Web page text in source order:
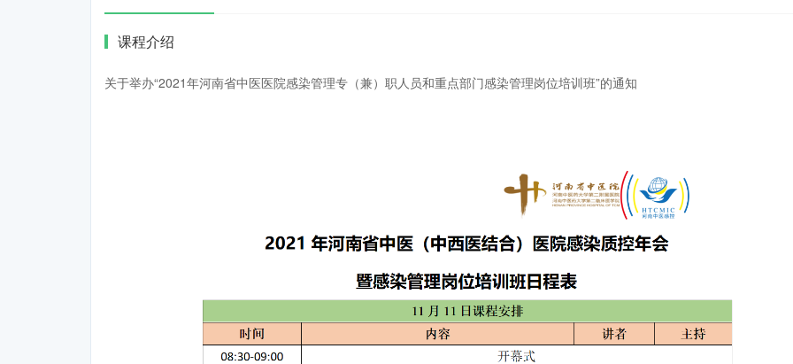
课程介绍
关于举办“2021年河南省中医医院感染管理专（兼）职人员和重点部门感染管理岗位培训班”的通知
NICU感控